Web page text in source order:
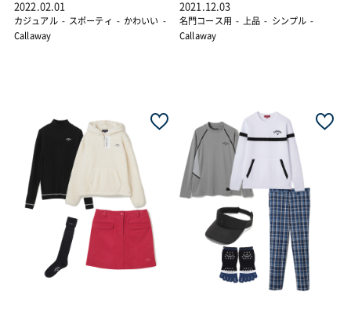
2022.02.01
カジュアル スポーティ
かわいい
Callaway
2021.12.03
名門コース用 上品
シンプル
Callaway